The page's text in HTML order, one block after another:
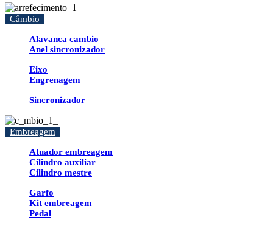
Câmbio
Alavanca cambio
Anel sincronizador
Eixo
Engrenagem
Sincronizador
Embreagem
Atuador embreagem
Cilindro auxiliar
Cilindro mestre
Garfo
Kit embreagem
Pedal